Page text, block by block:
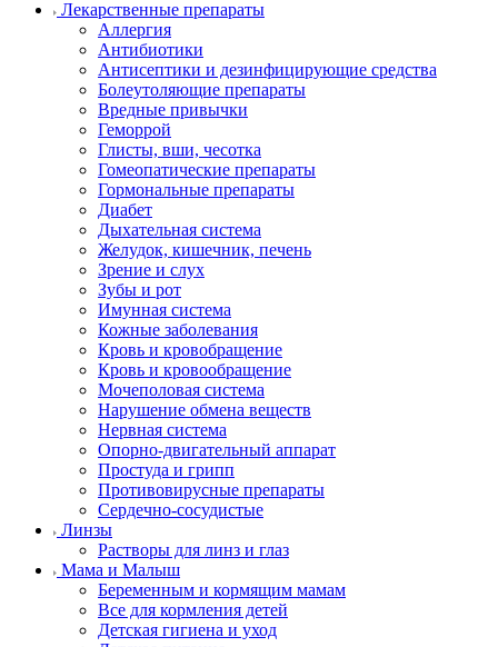
Лекарственные препараты
Аллергия
Антибиотики
Антисептики и дезинфицирующие средства
Болеутоляющие препараты
Вредные привычки
Геморрой
Глисты, вши, чесотка
Гомеопатические препараты
Гормональные препараты
Диабет
Дыхательная система
Желудок, кишечник, печень
Зрение и слух
Зубы и рот
Имунная система
Кожные заболевания
Кровь и кровобращение
Кровь и кровообращение
Мочеполовая система
Нарушение обмена веществ
Нервная система
Опорно-двигательный аппарат
Простуда и грипп
Противовирусные препараты
Сердечно-сосудистые
Линзы
Растворы для линз и глаз
Мама и Малыш
Беременным и кормящим мамам
Все для кормления детей
Детская гигиена и уход